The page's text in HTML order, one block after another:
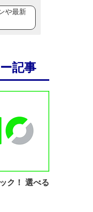
や最新
記事
ク！ 選べる